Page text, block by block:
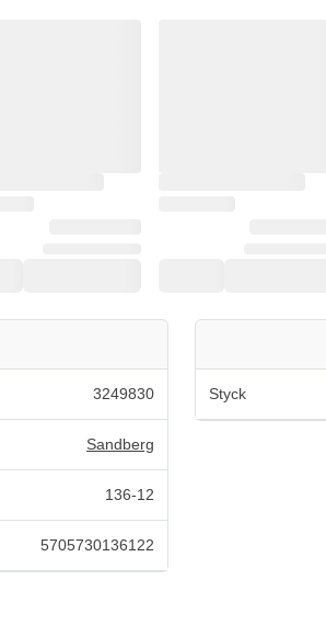
3249830
Sandberg
136-12
5705730136122
Styck